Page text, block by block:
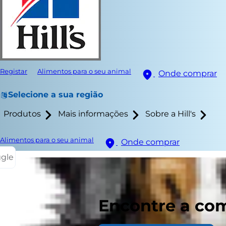
Registar Alimentos para o seu animal Onde comprar
Selecione a sua região
Produtos Mais informações Sobre a Hill's
Alimentos para o seu animal
Onde comprar
Encontre a
Dada a
como
ou o Natal.